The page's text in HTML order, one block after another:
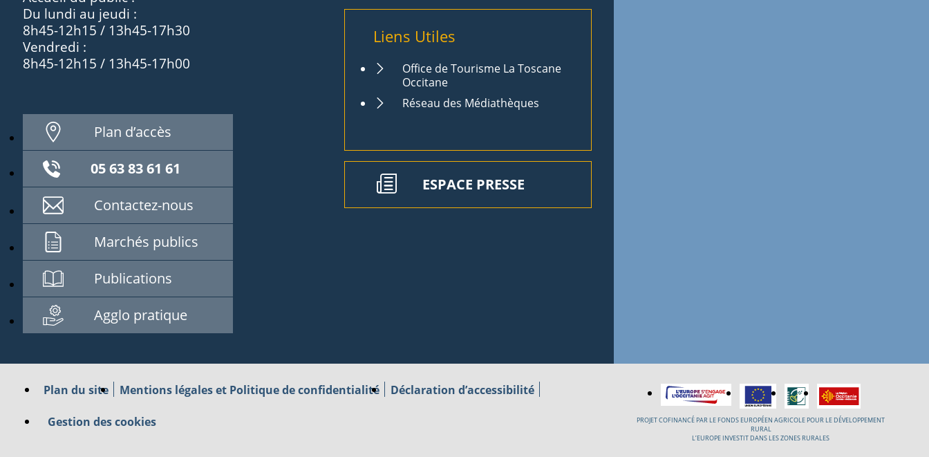
Du lundi au jeudi :
8h45-12h15 / 13h45-17h30
Vendredi :
8h45-12h15 / 13h45-17h00
Plan d’accès
05 63 83 61 61
Contactez-nous
Marchés publics
Publications
Agglo pratique
Liens Utiles
Office de Tourisme La Toscane
Occitane
Réseau des Médiathèques
ESPACE PRESSE
Plan du site Mentions légales et Politique de confidentialité Déclaration d’accessibilité
Gestion des cookies
PROJET COFINANCÉ PAR LE FONDS EUROPÉEN AGRICOLE POUR LE DÉVELOPPEMENT
RURAL
L’EUROPE INVESTIT DANS LES ZONES RURALES